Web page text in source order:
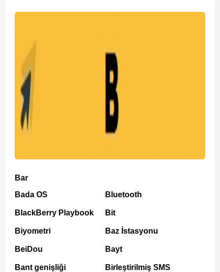
Bar
Bada OS
BlackBerry Playbook
Biyometri
BeiDou
Bant genişliği
Bluetooth
Bit
Baz İstasyonu
Bayt
Birleştirilmiş SMS